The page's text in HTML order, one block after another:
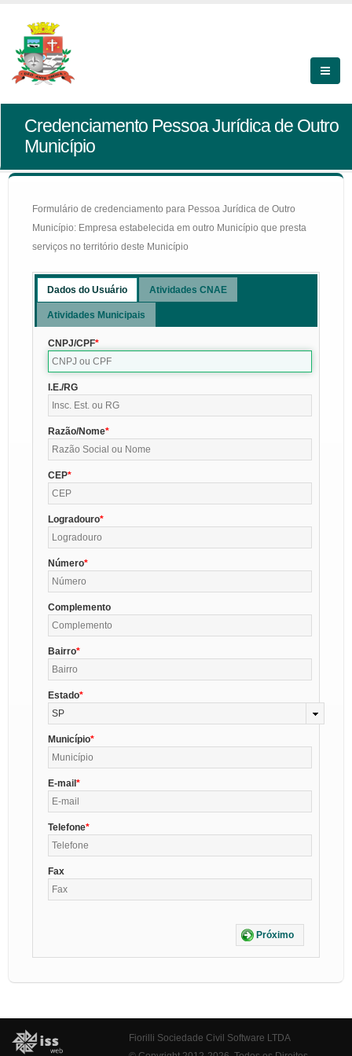
Credenciamento Pessoa Jurídica de Outro
Município
Formulário de credenciamento para Pessoa Jurídica de Outro
Município: Empresa estabelecida em outro Município que presta
serviços no território deste Município
Dados do Usuário Atividades CNAE
Atividades Municipais
CNPJ/CPF
I.E./RG
Razão/Nome
CEP
Logradouro
Número
Complemento
Bairro
Estado
SP
Município
E-mail
Telefone
Fax
Próximo
Fiorilli Sociedade Civil Software LTDA